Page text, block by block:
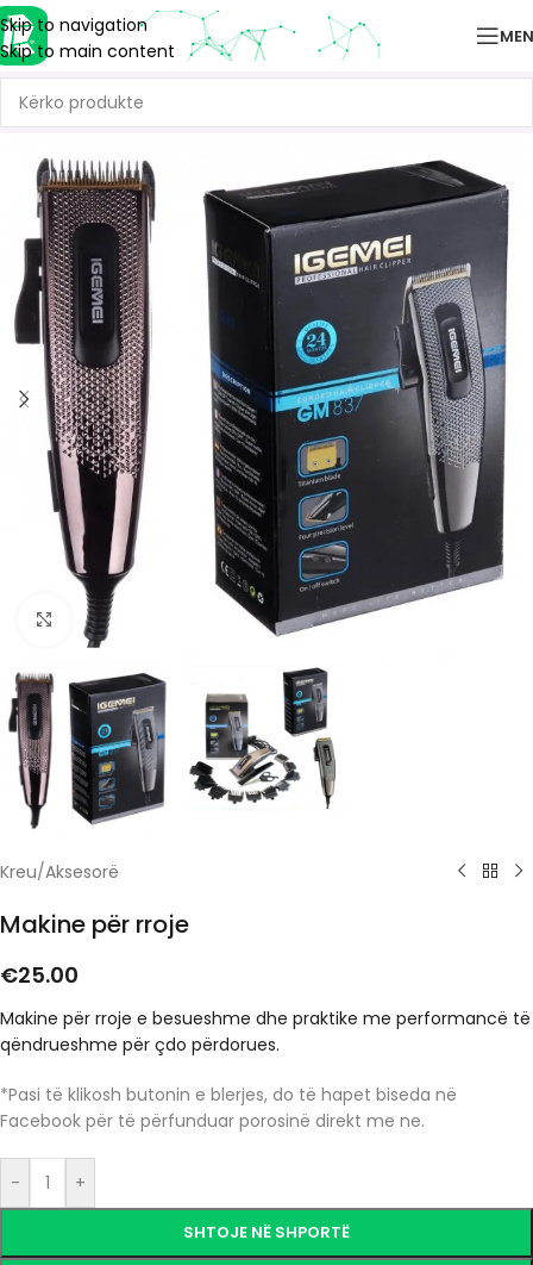
Skip to navigation
Skip to main content
Click to enlarge
Kreu/Aksesorë
Makine për rroje
€25.00
Makine për rroje e besueshme dhe praktike me performancë të
qëndrueshme për çdo përdorues.
*Pasi të klikosh butonin e blerjes, do të hapet biseda në
Facebook për të përfunduar porosinë direkt me ne.
- +
SHTOJE NË SHPORTË